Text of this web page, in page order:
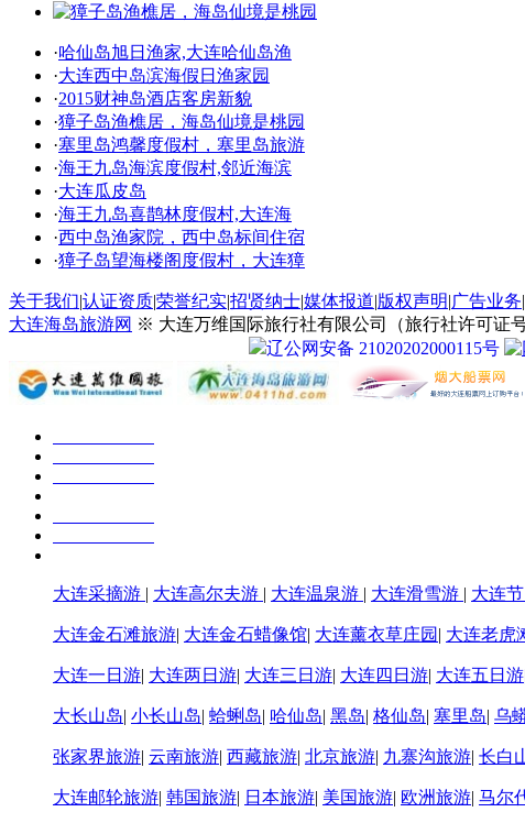
·哈仙岛旭日渔家,大连哈仙岛渔
·大连西中岛滨海假日渔家园
·2015财神岛酒店客房新貌
·獐子岛渔樵居，海岛仙境是桃园
·塞里岛鸿馨度假村，塞里岛旅游
·海王九岛海滨度假村,邻近海滨
·大连瓜皮岛
·海王九岛喜鹊林度假村,大连海
·西中岛渔家院，西中岛标间住宿
·獐子岛望海楼阁度假村，大连獐
关于我们|认证资质|荣誉纪实|招贤纳士|媒体报道|版权声明|广告业务|
大连海岛旅游网 ※ 大连万维国际旅行社有限公司（旅行社许可证
辽公网安备 21020202000115号
大连采摘游 | 大连高尔夫游 | 大连温泉游 | 大连滑雪游 | 大连
大连金石滩旅游| 大连金石蜡像馆| 大连薰衣草庄园 | 大连老虎
大连一日游| 大连两日游| 大连三日游| 大连四日游| 大连五日游
大长山岛| 小长山岛| 蛤蜊岛| 哈仙岛| 黑岛| 格仙岛| 塞里岛| 乌
张家界旅游| 云南旅游| 西藏旅游| 北京旅游| 九寨沟旅游| 长白
大连邮轮旅游| 韩国旅游| 日本旅游| 美国旅游| 欧洲旅游| 马尔